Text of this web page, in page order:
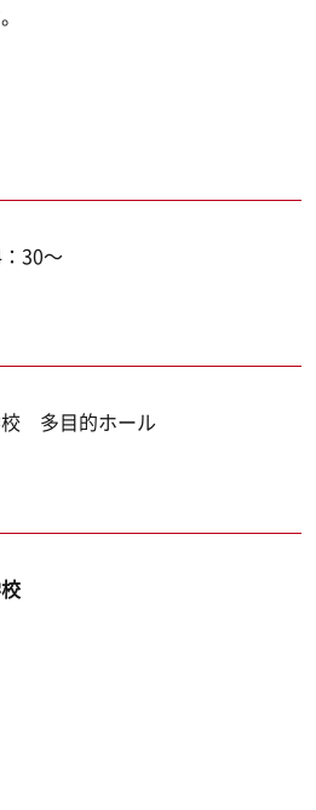
30～
校 多目的ホール